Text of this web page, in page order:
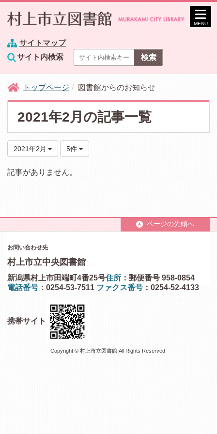
サイトマップ
サイト内検索
MENU
トップページ 図書館からのお知らせ
2021年2月の記事一覧
2021年2月 5件
記事がありません。
ページの先頭へ
お問い合わせ先
村上市立中央図書館
住所 ：郵便番号 958-0854
新潟県村上市田端町4番25号
電話番号 ：0254-53-7511 ファクス番号 ：0254-52-4133
携帯サイト
Copyright © 村上市立図書館 All Rights Reserved.